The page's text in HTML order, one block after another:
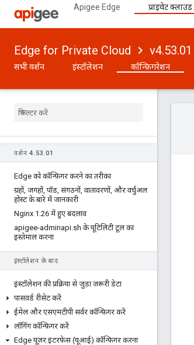
Apigee Edge प्राइवेट क्लाउड
Edge for Private Cloud v4.53.01
सभी वर्शन इंस्टॉलेशन कॉन्फ़िगरेशन
वर्शन 4. 53.01
Edge को कॉन्फ़िगर करने का तरीका
ग्रहों, जगहों, पॉड, संगठनों, वातावरणों, और वर्चुअल
होस्ट के बारे में जानकारी
Nginx 1 .26 में हुए बदलाव
apigee-adminapi.sh के यूटिलिटी टूल का
इस्तेमाल करना
इंस्टॉलेशन के बाद
इंस्टॉलेशन की प्रक्रिया से जुड़ा ज़रूरी डेटा
पासवर्ड रीसेट करें
ईमेल और एसएमटीपी सर्वर कॉन्फ़िगर करें
लॉगिंग कॉन्फ़िगर करें
Edge यूज़र इंटरफ़ेस (यूआई) कॉन्फ़िगर करना